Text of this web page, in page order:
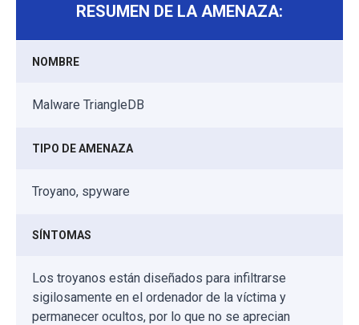
RESUMEN DE LA AMENAZA:
NOMBRE
Malware TriangleDB
TIPO DE AMENAZA
Troyano, spyware
SÍNTOMAS
Los troyanos están diseñados para infiltrarse
sigilosamente en el ordenador de la víctima y
permanecer ocultos, por lo que no se aprecian